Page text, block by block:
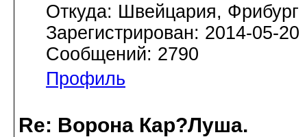
Откуда: Швейцария, Фрибург
Зарегистрирован: 2014-05-20
Сообщений: 2790
Профиль
Re: Ворона Кар?Луша.